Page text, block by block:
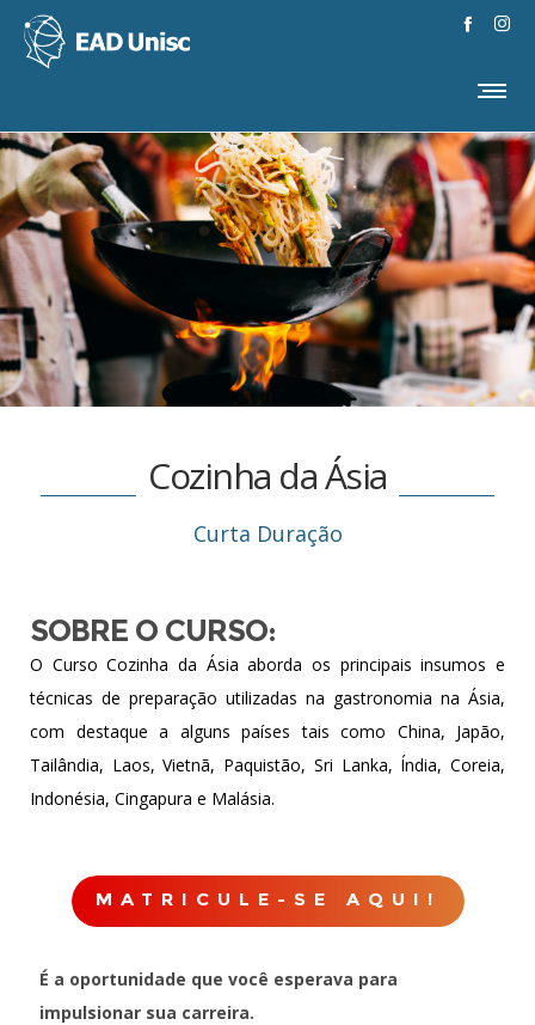
Cozinha da Ásia
Curta Duração
SOBRE O CURSO:
O Curso Cozinha da Ásia aborda os principais insumos e
técnicas de preparação utilizadas na gastronomia na Ásia,
com destaque a alguns países tais como China, Japão,
Tailândia, Laos, Vietnã, Paquistão, Sri Lanka, Índia, Coreia,
Indonésia, Cingapura e Malásia.
MATRICULE-SE AQUI!
É a oportunidade que você esperava para
impulsionar sua carreira.